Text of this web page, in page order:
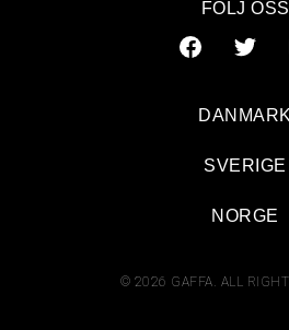
FÖLJ OSS
© 2026 GAFFA. ALL
DANMARK
SVERIGE
NORGE